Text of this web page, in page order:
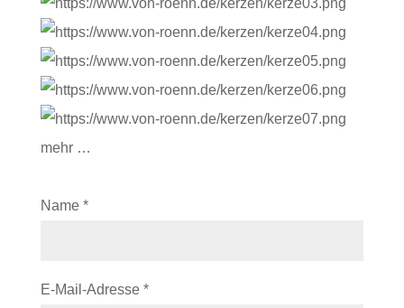
mehr …
Name *
E-Mail-Adresse *